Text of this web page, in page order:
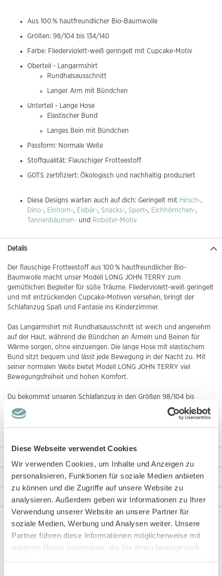
Diese Webseite verwendet Cookies
Wir verwenden Cookies, um Inhalte und Anzeigen zu
personalisieren, Funktionen für soziale Medien anbieten
zu können und die Zugriffe auf unsere Website zu
analysieren. Außerdem geben wir Informationen zu Ihrer
Verwendung unserer Website an unsere Partner für
soziale Medien, Werbung und Analysen weiter. Unsere
Partner führen diese Informationen möglicherweise mit
weiteren Daten zusammen, die Sie ihnen bereitgestellt
Aus 100 % hautfreundlicher Bio-Baumwolle
Größen: 98/104 bis 134/140
Farbe: Fliederviolett-weiß geringelt mit Cupcake-Motiv
Oberteil - Langarmshirt
Rundhalsausschnitt
Langer Arm mit Bündchen
Unterteil - Lange Hose
Elastischer Bund
Langes Bein mit Bündchen
Passform: Normale Weite
Stoffqualität: Flauschiger Frotteestoff
GOTS zertifiziert: Ökologisch und nachhaltig produziert
Diese Designs warten auch auf dich: Geringelt mit Hirsch-,
Dino-, Einhorn-, Eisbär-, Snacks-, Sport-, Eichhörnchen-,
Tannenbäumen- und Roboter-Motiv
Details
Der flauschige Frotteestoff aus 100 % hautfreundlicher Bio-
Baumwolle macht unser Modell LONG JOHN TERRY zum
gemütlichen Begleiter für süße Träume. Fliederviolett-weiß geringelt
und mit entzückenden Cupcake-Motiven versehen, bringt der
Schlafanzug Spaß und Fantasie ins Kinderzimmer.
Das Langarmshirt mit Rundhalsausschnitt ist weich und angenehm
auf der Haut, während die Bündchen an Ärmeln und Beinen für
Wärme sorgen, ohne einzuengen. Die lange Hose mit elastischem
Bund sitzt bequem und lässt jede Bewegung in der Nacht zu. Mit
seiner normalen Weite bietet Modell LONG JOHN TERRY viel
Bewegungsfreiheit und hohen Komfort.
Du bekommst unseren Schlafanzug in den Größen 98/104 bis
134/140. Von der Baumwollernte bis zum fertigen Produkt kannst
du dir sicher sein, dass wir Modell LONG JOHN TERRY nachhaltig,
fair und giftfrei herstellen. Das bestätigt dir unserGOTS-Zertifikat.
Rezensionen
Angaben zur Produktsicherheit
Diese Artikel könnten dir auch gefallen!